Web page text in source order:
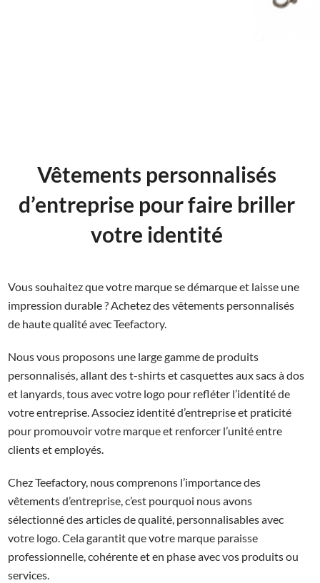
Vêtements personnalisés
d’entreprise pour faire briller
votre identité
Vous souhaitez que votre marque se démarque et laisse une
impression durable ? Achetez des vêtements personnalisés
de haute qualité avec Teefactory.
Nous vous proposons une large gamme de produits
personnalisés, allant des t-shirts et casquettes aux sacs à dos
et lanyards, tous avec votre logo pour refléter l’identité de
votre entreprise. Associez identité d’entreprise et praticité
pour promouvoir votre marque et renforcer l’unité entre
clients et employés.
Chez Teefactory, nous comprenons l’importance des
vêtements d’entreprise, c’est pourquoi nous avons
sélectionné des articles de qualité, personnalisables avec
votre logo. Cela garantit que votre marque paraisse
professionnelle, cohérente et en phase avec vos produits ou
services.